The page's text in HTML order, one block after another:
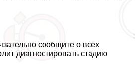
сообщите о всех
диагностировать стадию